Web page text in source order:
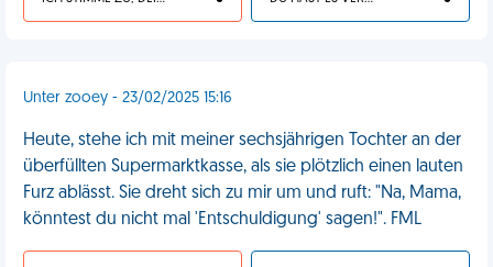
Unter zooey - 23/02/2025 15:16
Heute, stehe ich mit meiner sechsjährigen Tochter an der
überfüllten Supermarktkasse, als sie plötzlich einen lauten
Furz ablässt. Sie dreht sich zu mir um und ruft: "Na, Mama,
könntest du nicht mal 'Entschuldigung' sagen!". FML